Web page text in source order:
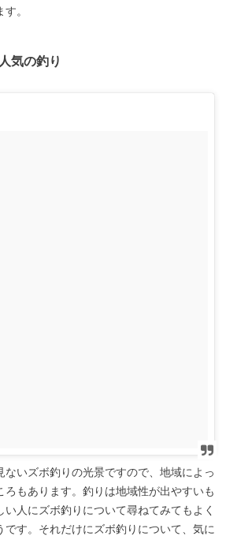
。
気の釣り
ないズボ釣りの光景ですので、地域によっ
ろもあります。釣りは地域性が出やすいも
人にズボ釣りについて尋ねてみてもよく
です。それだけにズボ釣りについて、気に